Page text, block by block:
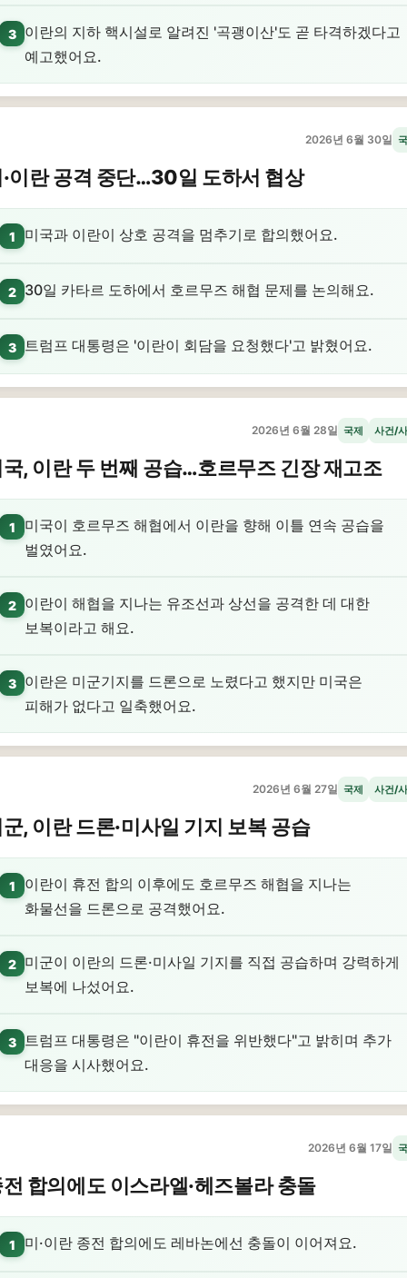
3
이란의 지하 핵시설로 알려진 '곡괭이산'도 곧 타격하겠다고
예고했어요.
2026년 6월 30일
이란 공격 중단…30일 도하서 협상
1 미국과 이란이 상호 공격을 멈추기로 합의했어요.
2 30일 카타르 도하에서 호르무즈 해협 문제를 논의해요.
3 트럼프 대통령은 '이란이 회담을 요청했다'고 밝혔어요.
2026년 6월 28일 국제 사건/
, 이란 두 번째 공습…호르무즈 긴장 재고조
1
미국이 호르무즈 해협에서 이란을 향해 이틀 연속 공습을
벌였어요.
2
이란이 해협을 지나는 유조선과 상선을 공격한 데 대한
보복이라고 해요.
3
이란은 미군기지를 드론으로 노렸다고 했지만 미국은
피해가 없다고 일축했어요.
2026년 6월 27일 국제 사건/
, 이란 드론·미사일 기지 보복 공습
1
이란이 휴전 합의 이후에도 호르무즈 해협을 지나는
화물선을 드론으로 공격했어요.
2
미군이 이란의 드론·미사일 기지를 직접 공습하며 강력하게
보복에 나섰어요.
3
트럼프 대통령은 "이란이 휴전을 위반했다"고 밝히며 추가
대응을 시사했어요.
2026년 6월 17일
합의에도 이스라엘·헤즈볼라 충돌
1 미·이란 종전 합의에도 레바논에선 충돌이 이어져요.